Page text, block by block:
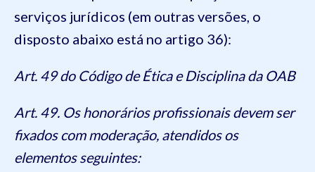
serviços jurídicos (em outras versões, o
disposto abaixo está no artigo 36):
Art. 49 do Código de Ética e Disciplina da OAB
Art. 49. Os honorários profissionais devem ser
fixados com moderação, atendidos os
elementos seguintes: